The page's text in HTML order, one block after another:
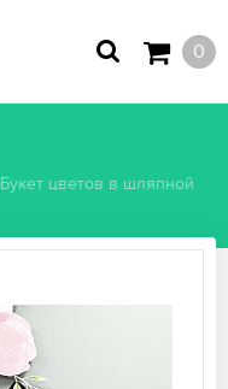
0
Букет цветов в шляпной